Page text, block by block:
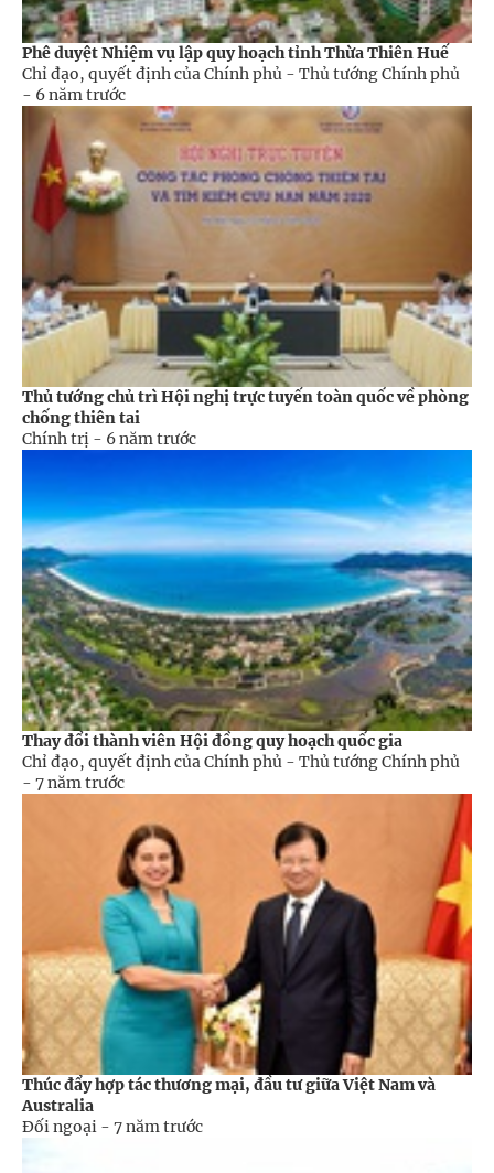
Phê duyệt Nhiệm vụ lập quy hoạch tỉnh Thừa Thiên Huế
Chỉ đạo, quyết định của Chính phủ - Thủ tướng Chính phủ
- 6 năm trước
Thủ tướng chủ trì Hội nghị trực tuyến toàn quốc về phòng
chống thiên tai
Chính trị - 6 năm trước
Thay đổi thành viên Hội đồng quy hoạch quốc gia
Chỉ đạo, quyết định của Chính phủ - Thủ tướng Chính phủ
- 7 năm trước
Thúc đẩy hợp tác thương mại, đầu tư giữa Việt Nam và
Australia
Đối ngoại - 7 năm trước